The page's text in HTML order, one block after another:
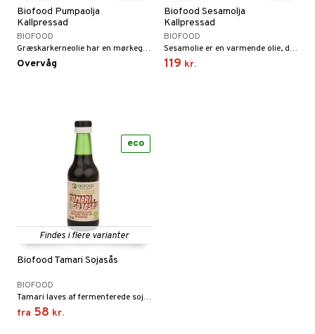
Biofood Pumpaolja
Kallpressad
BIOFOOD
Græskarkerneolie har en mørkegrøn farve og en nøddeagtig smag med en let peberagtig tone.
Overvåg
Biofood Sesamolja
Kallpressad
BIOFOOD
Sesamolie er en varmende olie, der er meget almindelig i det asiatiske og indiske køkken.
119 kr.
Findes i flere varianter
Biofood Tamari Sojasås
BIOFOOD
Tamari laves af fermenterede sojabønner, uden hvede eller korn, hvilket gør den glutenfri.
fra 58 kr.
eco